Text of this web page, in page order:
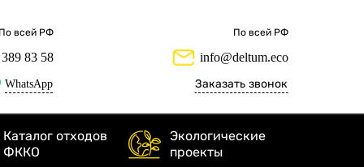
По всей РФ
83 58
WhatsApp
По всей РФ
info@deltum.eco
Заказать звонок
Каталог отходов
ФККО
Экологические
проекты